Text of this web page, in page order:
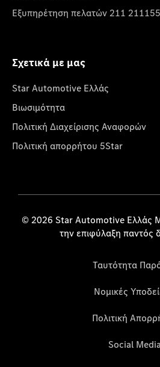
Εξυπηρέτηση πελατών 211
Σχετικά με μας
Star Automotive Ελλάς
Βιωσιμότητα
Πολιτική Διαχείρισης Αναφορών
Πολιτική απορρήτου 5Star
© 2026 Star Automotive Ελλάς
την επιφύλαξη παντός
Ταυτότητα
Νομικές
Πολιτική
Social Media